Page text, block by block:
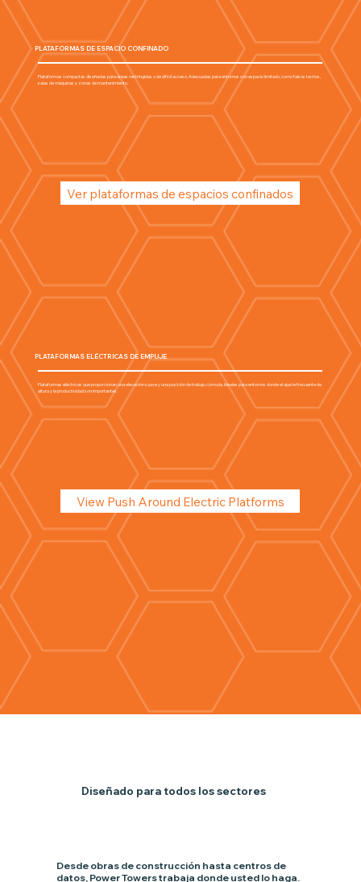
PLATAFORMAS DE ESPACIO CONFINADO
Plataformas compactas diseñadas para áreas restringidas o de difícil acceso. Adecuadas para entornos con espacio limitado, como falsos techos,
salas de máquinas y zonas de mantenimiento.
Ver plataformas de espacios confinados
PLATAFORMAS ELÉCTRICAS DE EMPUJE
Plataformas eléctricas que proporcionan una elevación suave y una posición de trabajo cómoda. Ideales para entornos donde el ajuste frecuente de
altura y la productividad son importantes.
View Push Around Electric Platforms
Desde obras de construcción hasta centros de
datos, Power Towers trabaja donde usted lo haga.
Diseñado para todos los sectores